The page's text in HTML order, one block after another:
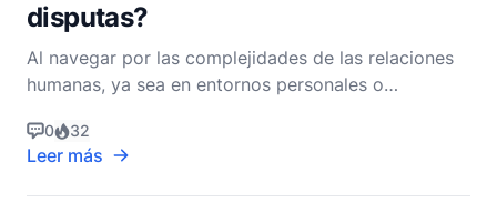
disputas?
Al navegar por las complejidades de las relaciones
humanas, ya sea en entornos personales o
cristianos, estamos llamados no solo a resolver
disputas, sino a hacerlo de una manera que refleje
nuestra fe y honre a Dios. La Biblia, rica en sabiduría
0 32
Leer más